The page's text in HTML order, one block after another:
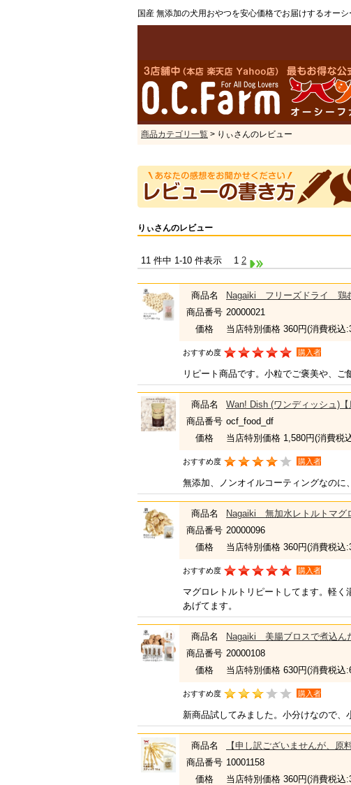
国産 無添加の犬用おやつを安心価格でお届けするオー
商品カテゴリ一覧 > りぃさんのレビュー
りぃさんのレビュー
11 件中 1-10 件表示 1 2
商品名
Nagaiki フリーズドライ 鶏
商品番号 20000021
価格
当店特別価格 360円(消費税込
おすすめ度 購入者
リピート商品です。小粒でご褒美や、ご
商品名
Wan! Dish (ワンディッシュ)
商品番号 ocf_food_df
価格
当店特別価格 1,580円(消費税
おすすめ度 購入者
無添加、ノンオイルコーティングなのに
商品名
Nagaiki 無加水レトルトマグ
商品番号 20000096
価格
当店特別価格 360円(消費税込
おすすめ度 購入者
マグロレトルトリピートしてます。軽く
あげてます。
商品名
Nagaiki 美腸ブロスで煮込
商品番号 20000108
価格
当店特別価格 630円(消費税込
おすすめ度 購入者
新商品試してみました。小分けなので、
商品名
【申し訳ございませんが、
商品番号 10001158
価格
当店特別価格 360円(消費税込